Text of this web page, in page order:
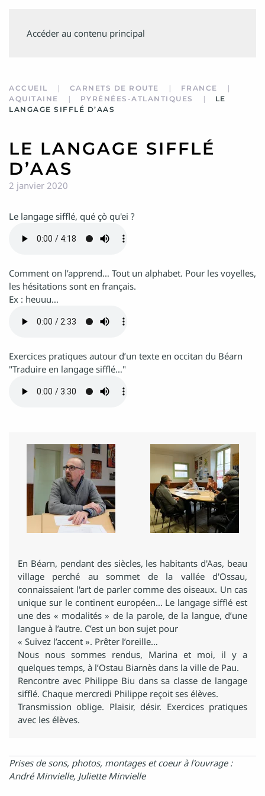
Accéder au contenu principal
MINVIELLE
ACCUEIL CARNETS DE ROUTE
FRANCE
AQUITAINE
PYRÉNÉES-ATLANTIQUES
LE
LANGAGE SIFFLÉ D’AAS
LE LANGAGE SIFFLÉ
D’AAS
2 janvier 2020
Le langage sifflé, qué çò qu'ei ?
Comment on l’apprend… Tout un alphabet. Pour les voyelles,
les hésitations sont en français.
Ex : heuuu…
Exercices pratiques autour d’un texte en occitan du Béarn
"Traduire en langage sifflé…"
En Béarn, pendant des siècles, les habitants d'Aas, beau
village perché au sommet de la vallée d'Ossau,
connaissaient l'art de parler comme des oiseaux. Un cas
unique sur le continent européen… Le langage sifflé est
une des « modalités » de la parole, de la langue, d’une
langue à l’autre. C’est un bon sujet pour
« Suivez l’accent ». Prêter l’oreille…
Nous nous sommes rendus, Marina et moi, il y a
quelques temps, à l’Ostau Biarnès dans la ville de Pau.
Rencontre avec Philippe Biu dans sa classe de langage
sifflé. Chaque mercredi Philippe reçoit ses élèves.
Transmission oblige. Plaisir, désir. Exercices pratiques
avec les élèves.
Prises de sons, photos, montages et coeur à l'ouvrage :
André Minvielle, Juliette Minvielle